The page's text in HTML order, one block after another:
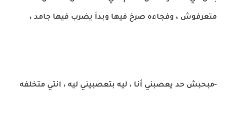
متعرفوش ، وفجاءه صرخ فيها وبدأ يضرب فيها جامد ،
-مبحبش حد يعصبني أنا ، ليه بتعصبيني ليه ، انتي متخلفه